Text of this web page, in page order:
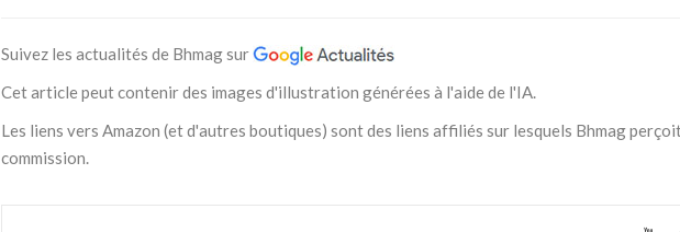
Suivez les actualités de Bhmag sur
Cet article peut contenir des images d'illustration générées à l'aide de l'IA.
Les liens vers Amazon (et d'autres boutiques) sont des liens affiliés sur lesquels Bhmag
commission.